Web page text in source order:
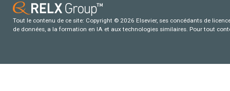
Tout le contenu de ce site: Copyright © 2026 Elsevier, ses concédants de
de données, a la formation en IA et aux technologies similaires. Pour tout